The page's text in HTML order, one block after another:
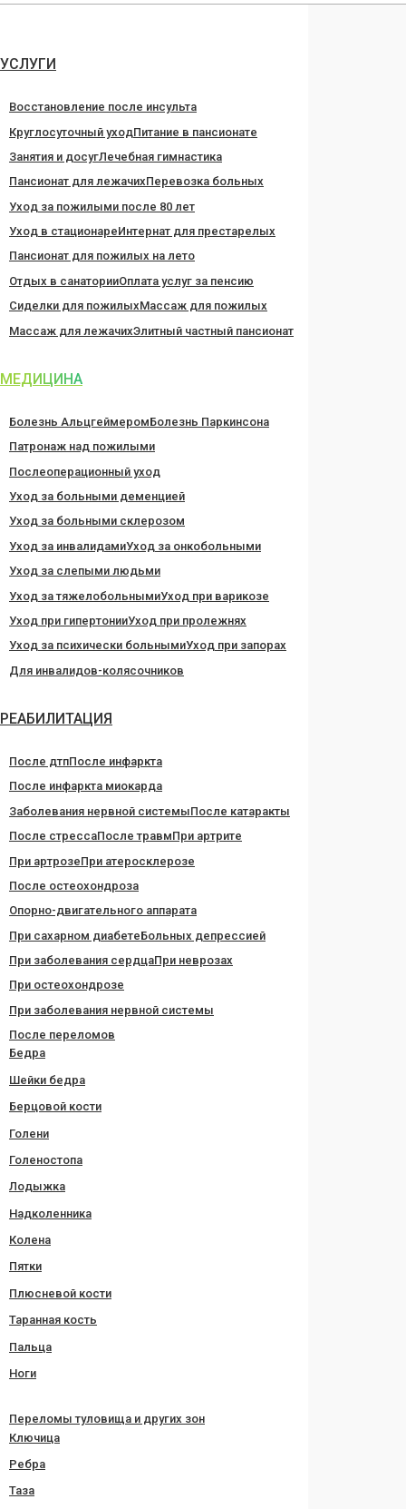
Перейти
содержанию
УСЛУГИ
Восстановление после инсульта
Круглосуточный уходПитание в пансионате
Занятия и досугЛечебная гимнастика
Пансионат для лежачихПеревозка больных
Уход за пожилыми после 80 лет
Уход в стационареИнтернат для престарелых
Пансионат для пожилых на лето
Отдых в санаторииОплата услуг за пенсию
Сиделки для пожилыхМассаж для пожилых
Массаж для лежачихЭлитный частный пансионат
МЕДИЦИНА
Болезнь АльцгеймеромБолезнь Паркинсона
Патронаж над пожилыми
Послеоперационный уход
Уход за больными деменцией
Уход за больными склерозом
Уход за инвалидамиУход за онкобольными
Уход за слепыми людьми
Уход за тяжелобольнымиУход при варикозе
Уход при гипертонииУход при пролежнях
Уход за психически больнымиУход при запорах
Для инвалидов-колясочников
РЕАБИЛИТАЦИЯ
После дтпПосле инфаркта
После инфаркта миокарда
Заболевания нервной системыПосле катаракты
После стрессаПосле травмПри артрите
При артрозеПри атеросклерозе
После остеохондроза
Опорно-двигательного аппарата
При сахарном диабетеБольных депрессией
При заболевания сердцаПри неврозах
При остеохондрозе
При заболевания нервной системы
После переломов
Бедра
Шейки бедра
Берцовой кости
Голени
Голеностопа
Лодыжка
Надколенника
Колена
Пятки
Плюсневой кости
Таранная кость
Пальца
Ноги
Переломы туловища и других зон
Ключица
Ребра
Таза